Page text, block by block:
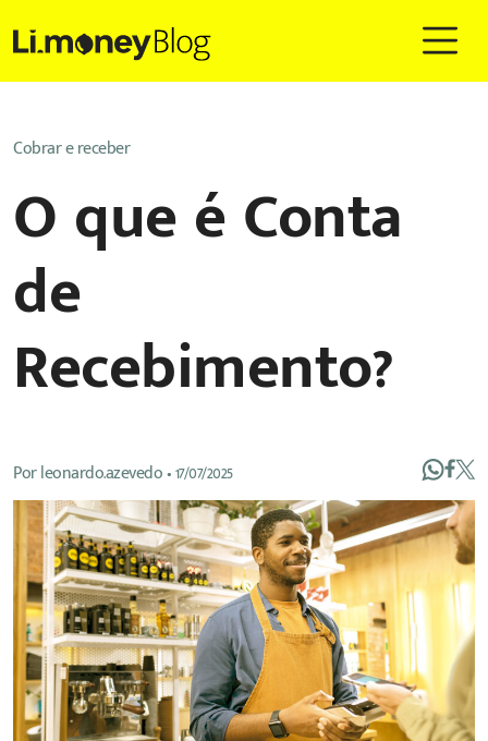
Cobrar e receber
O que é Conta
de
Recebimento?
Porleonardo.azevedo•17/07/2025